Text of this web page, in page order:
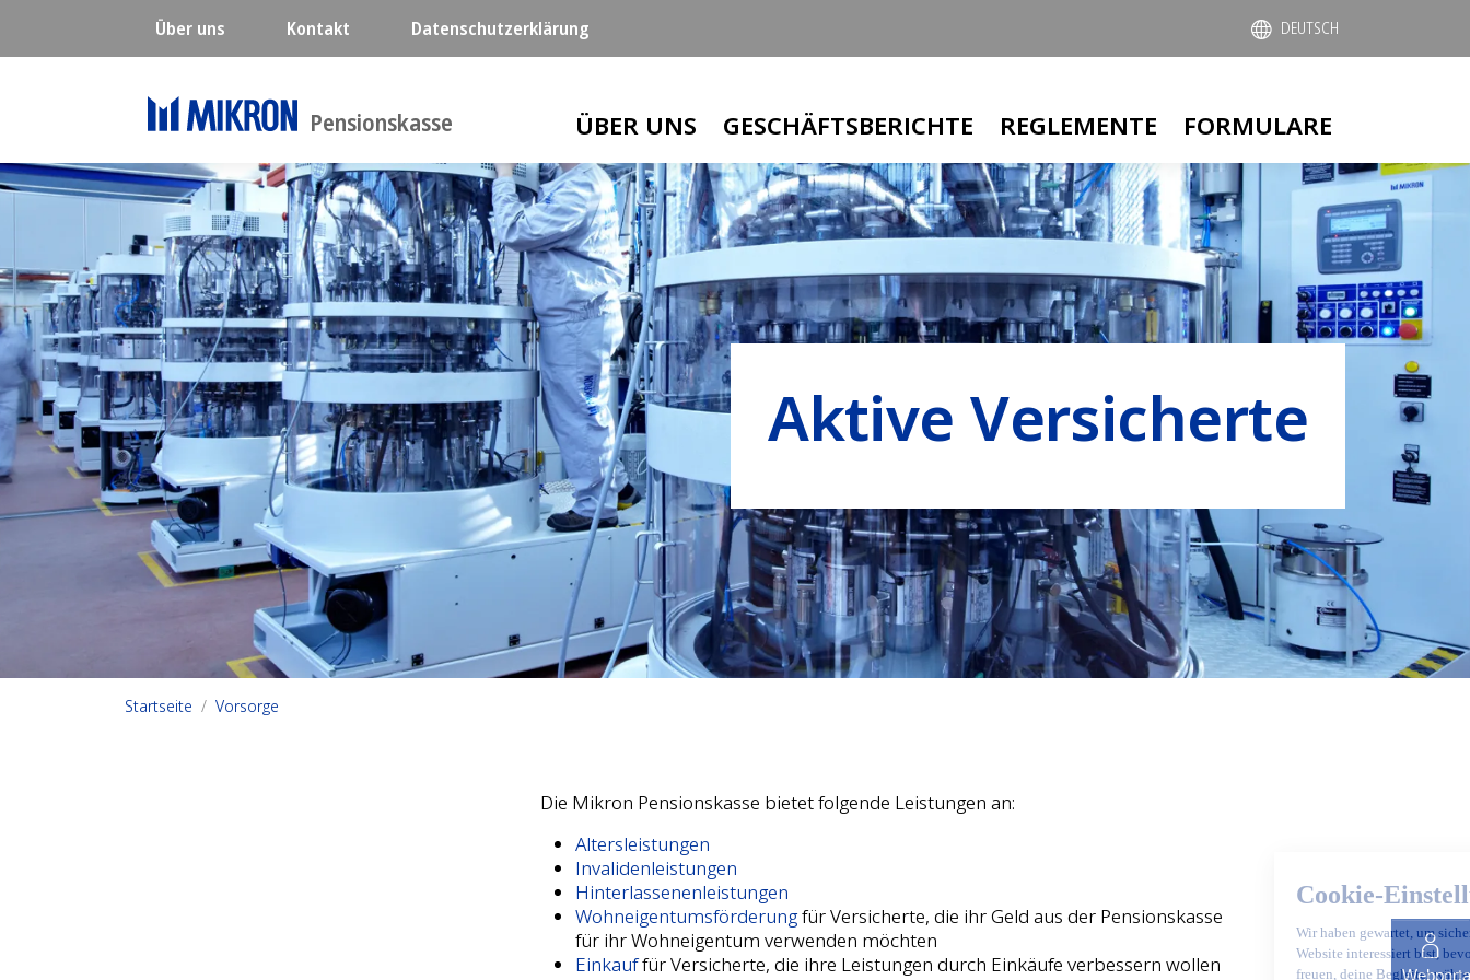
Über uns Kontakt Datenschutzerklärung DEUTSCH
Pensionskasse ÜBER UNS GESCHÄFTSBERICHTE REGLEMENTE FORMULARE
Aktive Versicherte
Startseite Vorsorge
Die Mikron Pensionskasse bietet folgende Leistungen an:
Altersleistungen
Invalidenleistungen
Hinterlassenenleistungen
Wohneigentumsförderungfür Versicherte, die ihr Geld aus der Pensionskasse
für ihr Wohneigentum verwenden möchten
Einkauffür Versicherte, die ihre Leistungen durch Einkäufe verbessern wollen